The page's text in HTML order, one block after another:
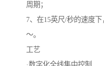
周期；
7、在15英尺/秒的速度
～。
工艺